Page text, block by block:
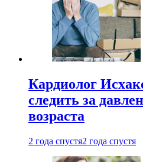
Кардиолог
следить за
возраста
2 года спустя2 года спустя